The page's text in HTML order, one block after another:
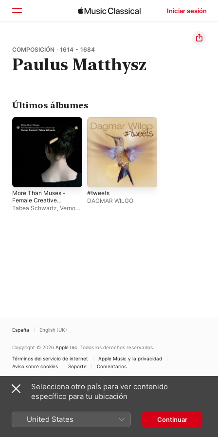
Iniciar sesión
Inicio
Explorar
COMPOSICIÓN · 1614 - 1684
Paulus Matthysz
Últimos álbumes
More Than Muses -
Female Creative
Power in the Golden
Tabea Schwartz, Vernon
#tweets
DAGMAR WILGO
España English (UK)
Copyright © 2026 Apple Inc. Todos los derechos reservados.
Términos del servicio de internet
Apple Music y la privacidad
Aviso sobre cookies
Soporte Comentarios
Selecciona otro país para ver contenido
específico para tu ubicación
United States Continuar